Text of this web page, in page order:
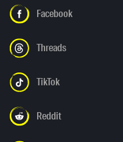
Facebook
Threads
TikTok
Reddit